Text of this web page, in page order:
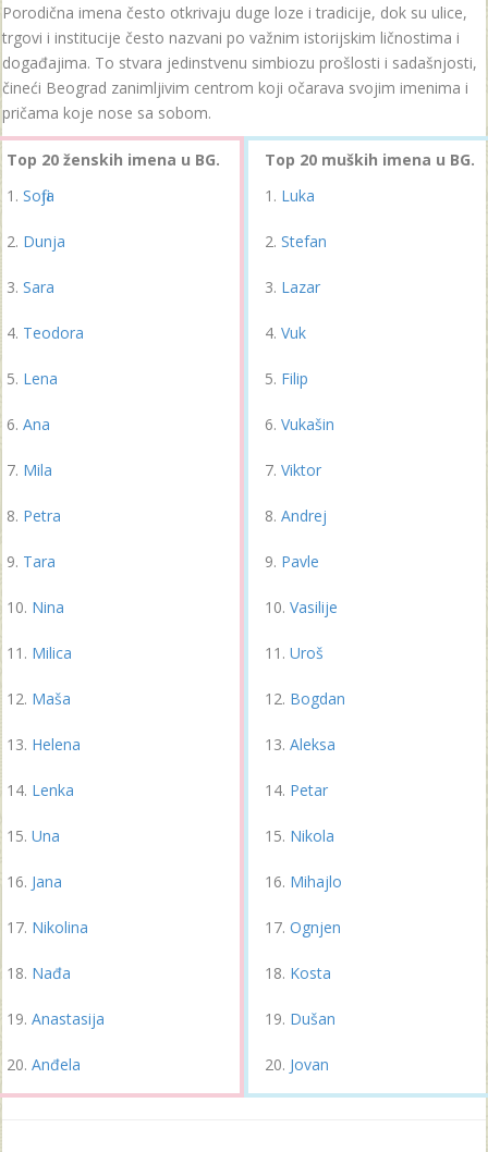
Porodična imena često otkrivaju duge loze i tradicije, dok su ulice,
trgovi i institucije često nazvani po važnim istorijskim ličnostima i
događajima. To stvara jedinstvenu simbiozu prošlosti i sadašnjosti,
čineći Beograd zanimljivim centrom koji očarava svojim imenima i
pričama koje nose sa sobom.
Top 20 ženskih imena u BG.
Sofija
Dunja
Sara
Teodora
Lena
Ana
Mila
Petra
Tara
Nina
Milica
Maša
Helena
Lenka
Una
Jana
Nikolina
Nađa
Anastasija
Anđela
Top 20 muških imena u BG.
Luka
Stefan
Lazar
Vuk
Filip
Vukašin
Viktor
Andrej
Pavle
Vasilije
Uroš
Bogdan
Aleksa
Petar
Nikola
Mihajlo
Ognjen
Kosta
Dušan
Jovan